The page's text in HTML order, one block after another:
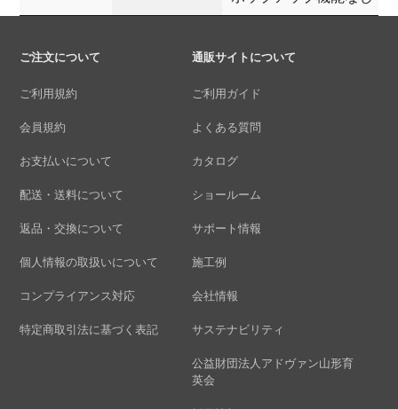
ご注文について
ご利用規約
会員規約
お支払いについて
配送・送料について
返品・交換について
個人情報の取扱いについて
コンプライアンス対応
特定商取引法に基づく表記
通販サイトについて
ご利用ガイド
よくある質問
カタログ
ショールーム
サポート情報
施工例
会社情報
サステナビリティ
公益財団法人アドヴァン山形育
英会